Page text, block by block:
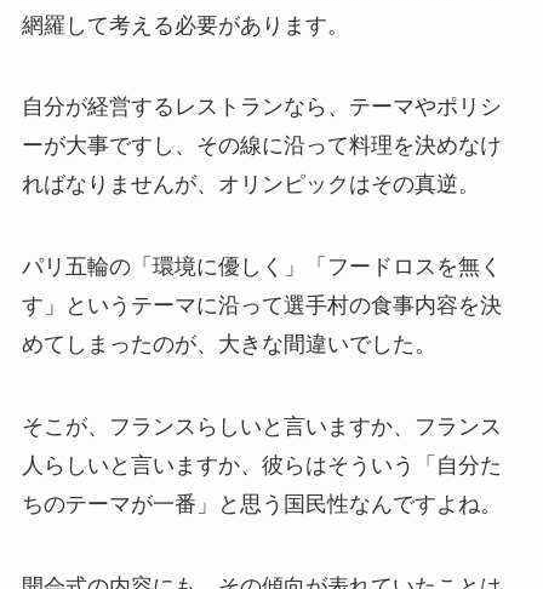
網羅して考える必要があります。
自分が経営するレストランなら、テーマやポリシ
ーが大事ですし、その線に沿って料理を決めなけ
ればなりませんが、オリンピックはその真逆。
パリ五輪の「環境に優しく」「フードロスを無く
す」というテーマに沿って選手村の食事内容を決
めてしまったのが、大きな間違いでした。
そこが、フランスらしいと言いますか、フランス
人らしいと言いますか、彼らはそういう「自分た
ちのテーマが一番」と思う国民性なんですよね。